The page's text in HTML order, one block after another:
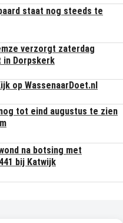
staat nog steeds te
verzorgt zaterdag
in Dorpskerk
op WassenaarDoet.nl
tot eind augustus te zien
na botsing met
bij Katwijk